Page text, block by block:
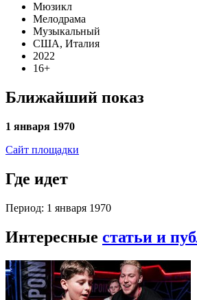
Мюзикл
Мелодрама
Музыкальный
США, Италия
2022
16+
Ближайший показ
1 января 1970
Сайт площадки
Где идет
Период: 1 января 1970
Интересные статьи и